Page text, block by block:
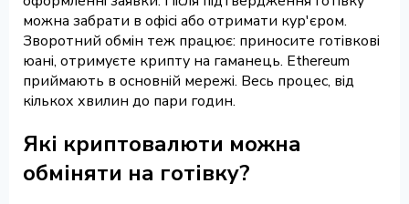
можна забрати в офісі або отримати кур'єром.
Зворотний обмін теж працює: приносите готівкові
юані, отримуєте крипту на гаманець. Ethereum
приймають в основній мережі. Весь процес, від
кількох хвилин до пари годин.
Які криптовалюти можна
обміняти на готівку?